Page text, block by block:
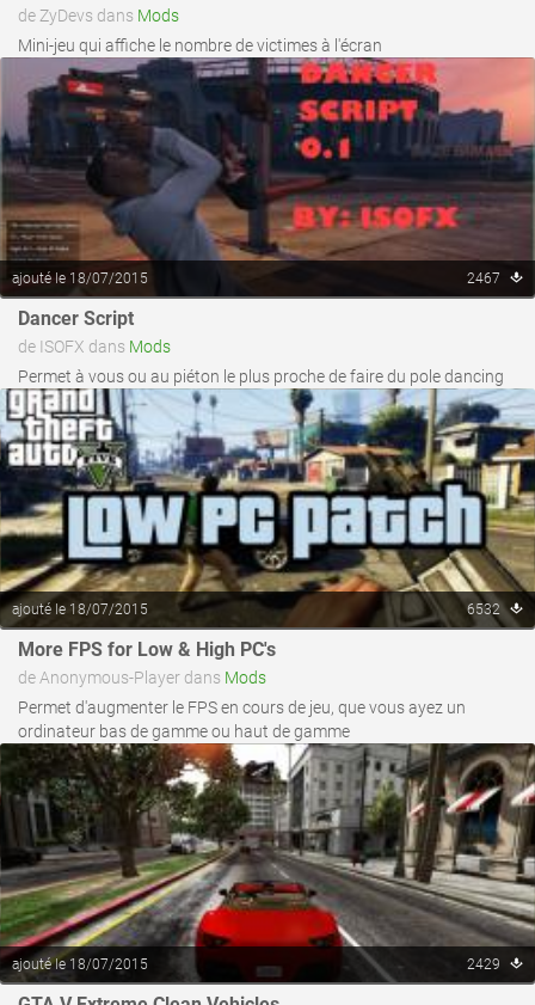
de ZyDevs dans Mods
Mini-jeu qui affiche le nombre de victimes à l'écran
ajouté le 18/07/2015 2467
Dancer Script
de ISOFX dans Mods
Permet à vous ou au piéton le plus proche de faire du pole dancing
ajouté le 18/07/2015 6532
More FPS for Low & High PC's
de Anonymous-Player dans Mods
Permet d'augmenter le FPS en cours de jeu, que vous ayez un
ordinateur bas de gamme ou haut de gamme
ajouté le 18/07/2015 2429
voir ce fichier